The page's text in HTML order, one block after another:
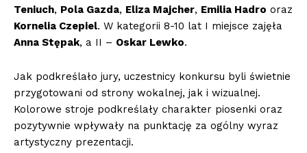
Teniuch, Pola Gazda, Eliza Majcher, Emilia Hadro oraz
Kornelia Czepiel. W kategorii 8-10 lat I miejsce zajęła
Anna Stępak, a II – Oskar Lewko.
Jak podkreślało jury, uczestnicy konkursu byli świetnie
przygotowani od strony wokalnej, jak i wizualnej.
Kolorowe stroje podkreślały charakter piosenki oraz
pozytywnie wpływały na punktację za ogólny wyraz
artystyczny prezentacji.